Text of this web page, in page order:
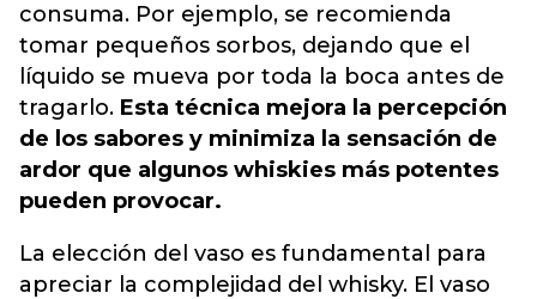
consuma. Por ejemplo, se recomienda
tomar pequeños sorbos, dejando que el
líquido se mueva por toda la boca antes de
tragarlo. Esta técnica mejora la percepción
de los sabores y minimiza la sensación de
ardor que algunos whiskies más potentes
pueden provocar.
La elección del vaso es fundamental para
apreciar la complejidad del whisky. El vaso